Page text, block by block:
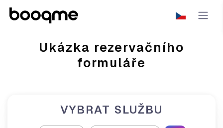
Ukázka rezervačního
formuláře
VYBRAT SLUŽBU